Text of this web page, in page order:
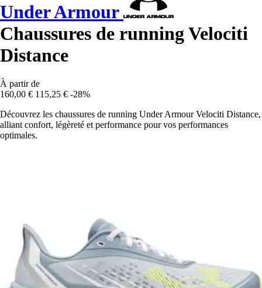
Under Armour
Chaussures de running Velociti
Distance
À partir de
160,00 € 115,25 € -28%
Découvrez les chaussures de running Under Armour Velociti Distance,
alliant confort, légèreté et performance pour vos performances
optimales.